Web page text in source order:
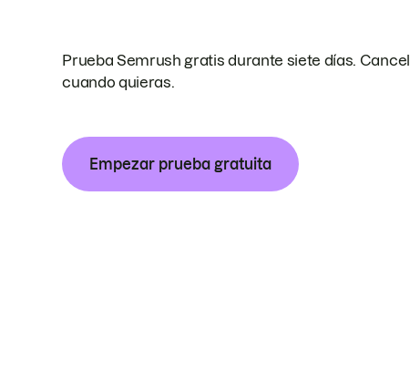
Prueba Semrush gratis durante siete días.
cuando quieras.
Empezar prueba gratuita